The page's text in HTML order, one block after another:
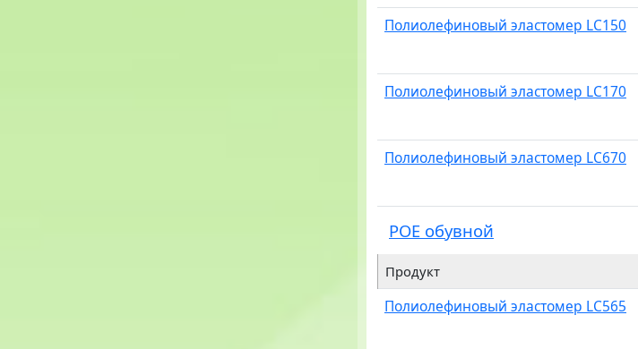
Полиолефиновый эластомер LC150
Полиолефиновый эластомер LC170
Полиолефиновый эластомер LC670
POE обувной
Продукт
Полиолефиновый эластомер LC565